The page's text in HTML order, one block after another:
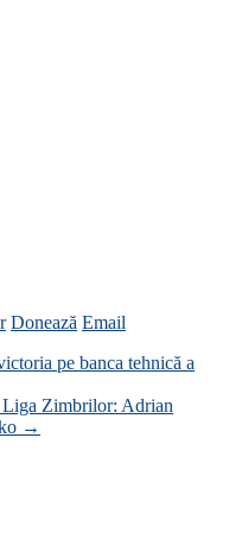
Donează Email
pe banca tehnică a
Liga Zimbrilor: Adrian
→